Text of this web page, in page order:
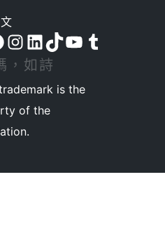
頁 Visit our Instagram account
Visit our LinkedIn account
造訪我們的 TikTok 帳號 Visit our YouTube channel
造訪我們的 Tumblr 帳號
，如詩
is the
of the